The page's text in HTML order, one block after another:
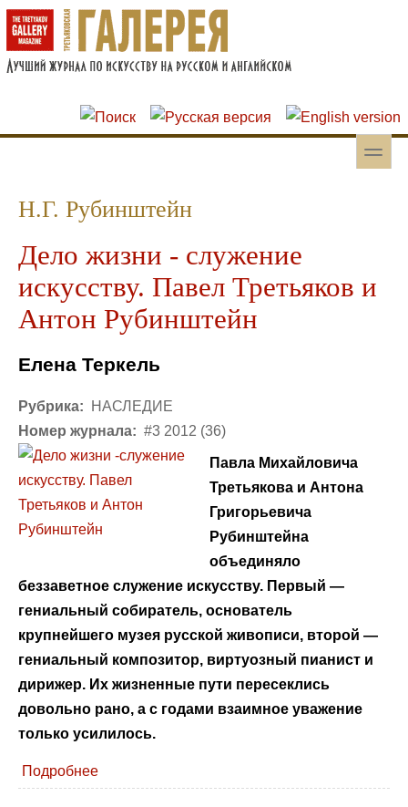
Перейти к основному содержанию
Skip to search
toggle
Н.Г. Рубинштейн
Дело жизни - служение
искусству. Павел Третьяков и
Антон Рубинштейн
Елена Теркель
Рубрика:
НАСЛЕДИЕ
Номер журнала: #3 2012 (36)
Павла Михайловича
Третьякова и Антона
Григорьевича
Рубинштейна
объединяло
беззаветное служение искусству. Первый —
гениальный собиратель, основатель
крупнейшего музея русской живописи, второй —
гениальный композитор, виртуозный пианист и
дирижер. Их жизненные пути пересеклись
довольно рано, а с годами взаимное уважение
только усилилось.
Подробнее